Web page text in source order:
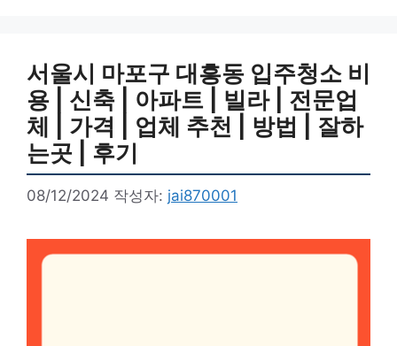
서울시 마포구 대흥동 입주청소 비
용 | 신축 | 아파트 | 빌라 | 전문업
체 | 가격 | 업체 추천 | 방법 | 잘하
는곳 | 후기
08/12/2024 작성자: jai870001